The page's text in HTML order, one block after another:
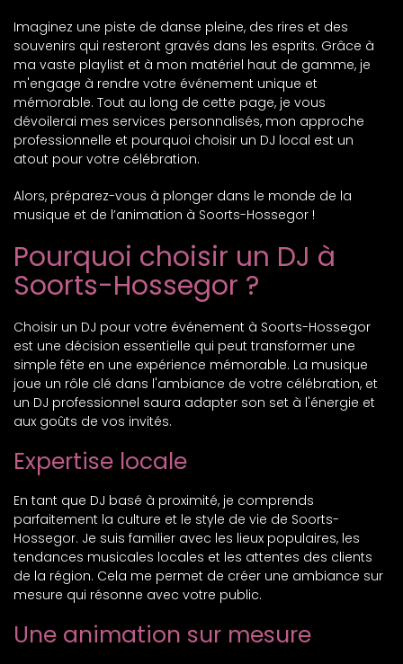
Imaginez une piste de danse pleine, des rires et des
souvenirs qui resteront gravés dans les esprits. Grâce à
ma vaste playlist et à mon matériel haut de gamme, je
m'engage à rendre votre événement unique et
mémorable. Tout au long de cette page, je vous
dévoilerai mes services personnalisés, mon approche
professionnelle et pourquoi choisir un DJ local est un
atout pour votre célébration.
Alors, préparez-vous à plonger dans le monde de la
musique et de l’animation à Soorts-Hossegor !
Pourquoi choisir un DJ à
Soorts-Hossegor ?
Choisir un DJ pour votre événement à Soorts-Hossegor
est une décision essentielle qui peut transformer une
simple fête en une expérience mémorable. La musique
joue un rôle clé dans l'ambiance de votre célébration, et
un DJ professionnel saura adapter son set à l'énergie et
aux goûts de vos invités.
Expertise locale
En tant que DJ basé à proximité, je comprends
parfaitement la culture et le style de vie de Soorts-
Hossegor. Je suis familier avec les lieux populaires, les
tendances musicales locales et les attentes des clients
de la région. Cela me permet de créer une ambiance sur
mesure qui résonne avec votre public.
Une animation sur mesure